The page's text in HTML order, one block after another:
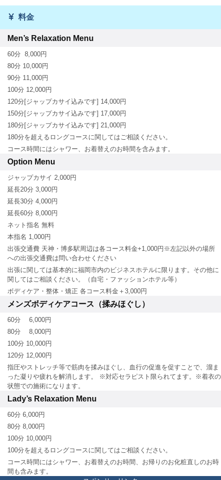
料金
Men’s Relaxation Menu
60分 8,000円
80分 10,000円
90分 11,000円
100分 12,000円
120分[ジャップカサイ込みです] 14,000円
150分[ジャップカサイ込みです] 17,000円
180分[ジャップカサイ込みです] 21,000円
180分を超えるロングコースに関してはご相談ください。
コース時間にはシャワー、お着替えのお時間を含みます。
Option Menu
ジャップカサイ 2,000円
延長20分 3,000円
延長30分 4,000円
延長60分 8,000円
ネット指名 無料
本指名 1,000円
出張交通費 天神・博多駅周辺は各コース料金+1,000円※左記以外の場所
への出張交通費は問い合わせください
出張に関しては基本的に福岡市内のビジネスホテルに限ります。その他に
関してはご相談ください。（自宅・ファッションホテル等）
ボディケア・整体・矯正 各コース料金＋3,000円
メンズボディケアコース（揉みほぐし）
60分 6,000円
80分 8,000円
100分 10,000円
120分 12,000円
指圧やストレッチ等で筋肉を揉みほぐし、血行の促進を促すことで、溜ま
った凝りや疲れを解消します。 ※対応セラピスト限られてます。※着衣の
状態での施術になります。
Lady’s Relaxation Menu
60分 6,000円
80分 8,000円
100分 10,000円
100分を超えるロングコースに関してはご相談ください。
コース時間にはシャワー、お着替えのお時間、お帰りのお化粧直しのお時
間も含みます。